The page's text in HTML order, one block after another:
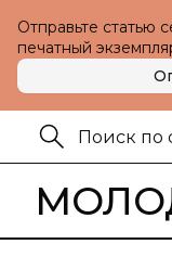
Отправьте статью
печатный